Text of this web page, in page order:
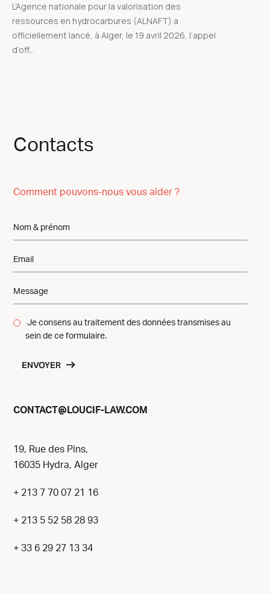
L’Agence nationale pour la valorisation des
ressources en hydrocarbures (ALNAFT) a
officiellement lancé, à Alger, le 19 avril 2026, l’appel
d’off...
Contacts
Comment pouvons-nous vous aider ?
Je consens au traitement des données transmises au
sein de ce formulaire.
ENVOYER
CONTACT@ LOUCIF-LAW.COM
19, Rue des Pins,
16035 Hydra, Alger
+ 213 7 70 07 21 16
+ 213 5 52 58 28 93
+ 33 6 29 27 13 34